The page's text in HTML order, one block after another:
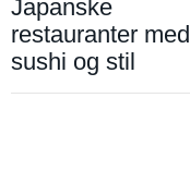
Japanske
restauranter med
sushi og stil